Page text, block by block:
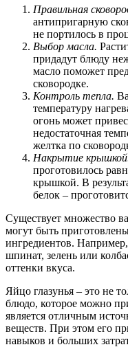
Правильная
антипригарную
не портилось в
Выбор масла.
придадут блюду
масло поможет
сковородке.
Контроль тепла.
температуру
огонь может
недостаточная
желтка по
Накрытие
проготовилось
крышкой. В
белок –
Существует множество
могут быть
ингредиентов.
шпинат, зелень или
оттенки вкуса.
Яйцо глазунья – это не
блюдо, которое можно
является отличным
веществ. При этом его
навыков и больших